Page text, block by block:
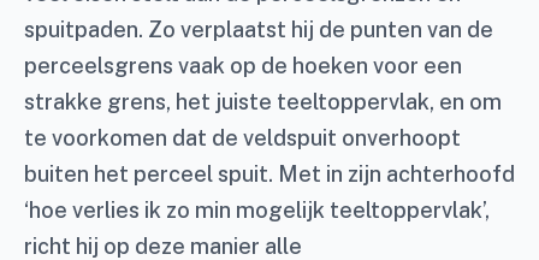
spuitpaden. Zo verplaatst hij de punten van de
perceelsgrens vaak op de hoeken voor een
strakke grens, het juiste teeltoppervlak, en om
te voorkomen dat de veldspuit onverhoopt
buiten het perceel spuit. Met in zijn achterhoofd
‘hoe verlies ik zo min mogelijk teeltoppervlak’,
richt hij op deze manier alle